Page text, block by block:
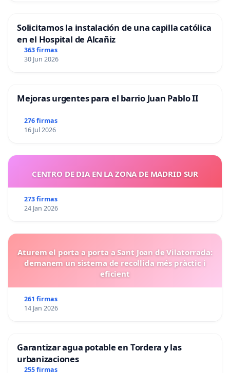
Solicitamos la instalación de una capilla católica
en el Hospital de Alcañiz
363 firmas
30 Jun 2026
Mejoras urgentes para el barrio Juan Pablo II
276 firmas
16 Jul 2026
CENTRO DE DIA EN LA ZONA DE MADRID SUR
273 firmas
24 Jan 2026
Aturem el porta a porta a Sant Joan de Vilatorrada:
demanem un sistema de recollida més pràctic i
eficient
261 firmas
14 Jan 2026
Garantizar agua potable en Tordera y las
urbanizaciones
255 firmas